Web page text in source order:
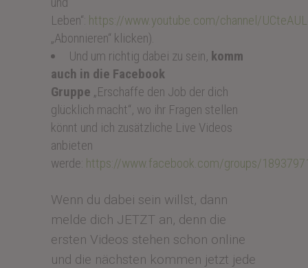
Leben“: https://www.youtube.com/channel/
„Abonnieren“ klicken).
Und um richtig dabei zu sein, komm
auch in die Facebook
Gruppe „Erschaffe den Job der dich
glücklich macht“, wo ihr Fragen stellen
könnt und ich zusätzliche Live Videos
anbieten
werde: https://www.facebook.com/groups/
Wenn du dabei sein willst, dann
melde dich JETZT an, denn die
ersten Videos stehen schon online
und die nächsten kommen jetzt jede